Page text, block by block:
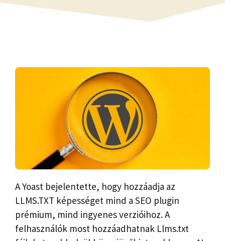
A Yoast bejelentette, hogy hozzáadja az
LLMS.TXT képességet mind a SEO plugin
prémium, mind ingyenes verzióihoz. A
felhasználók most hozzáadhatnak Llms.txt